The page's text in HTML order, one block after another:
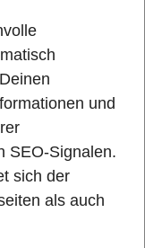
und
SEO-Signalen.
sich der
als auch